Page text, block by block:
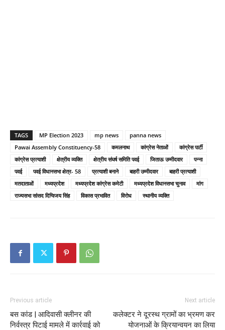
TAGS MP Election 2023 mp news
panna news
Pawai Assembly Constituency-58
कमलनाथ कांग्रेस नेताओं
कांग्रेस पार्टी
कांग्रेस प्रत्याशी
क्षेत्रीय व्यक्ति क्षेत्रीय संघर्ष समिति पवई जिताऊ उम्मीदवार
पन्ना
पवई
पवई विधानसभा क्षेत्र- 58 प्रत्याशी बनाने बाहरी उम्मीदवार
बाहरी प्रत्याशी
मतदाताओं
मध्यप्रदेश मध्यप्रदेश कांग्रेस कमेटी मध्यप्रदेश विधानसभा चुनाव
मांग
राज्यसभा सांसद दिग्विजय सिंह
विकास प्रभावित विरोध स्थानीय व्यक्ति
Previous article
बस कांड | आदिवासी क्लीनर की
निर्वस्त्र पिटाई मामले में कार्रवाई को
Next article
कलेक्टर ने दूरस्थ ग्रामों का भ्रमण कर
योजनाओं के क्रियान्वयन का लिया